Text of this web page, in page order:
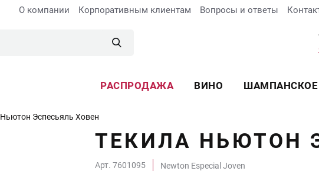
О компании Корпоративным клиентам Вопросы и ответы
РАСПРОДАЖА ВИНО ШАМПАНСКОЕ
Ньютон Эспесьяль Ховен
ТЕКИЛА НЬЮТОН
Арт. 7601095
Newton Especial Joven